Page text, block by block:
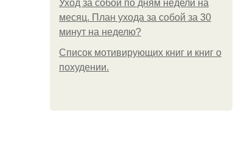
Уход за собой по дням недели на
месяц. План ухода за собой за 30
минут на неделю?
Список мотивирующих книг и книг о
похудении.